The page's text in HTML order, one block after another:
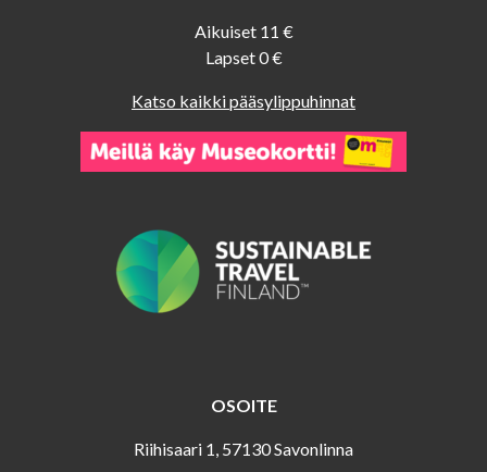
Aikuiset 11 €
Lapset 0 €
Katso kaikki pääsylippuhinnat
OSOITE
Riihisaari 1, 57130 Savonlinna